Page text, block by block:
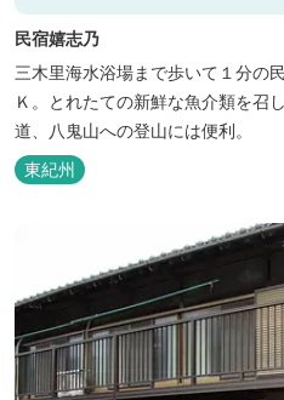
民宿嬉志乃
三木里海水浴場まで歩いて１分の
Ｋ。とれたての新鮮な魚介類を召
道、八鬼山への登山には便利。
東紀州